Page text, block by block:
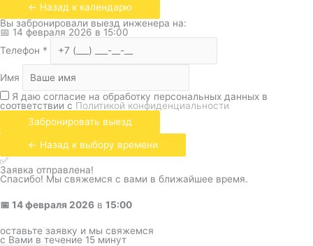
← Назад к календарю
Вы забронировали выезд инженера на:
📅 14 февраля 2026 в 15:00
Телефон *
Имя
Я даю согласие на обработку персональных данных в
соответствии с Политикой конфиденциальности
Забронировать выезд
← Назад к выбору времени
✅
Заявка отправлена!
Спасибо! Мы свяжемся с вами в ближайшее время.
📅 14 февраля 2026 в 15:00
оставьте заявку и мы свяжемся
с Вами в течение 15 минут